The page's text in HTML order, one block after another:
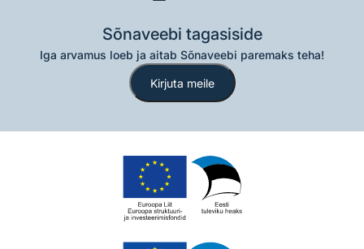
Sõnaveebi tagasiside
Iga arvamus loeb ja aitab Sõnaveebi paremaks teha!
Kirjuta meile